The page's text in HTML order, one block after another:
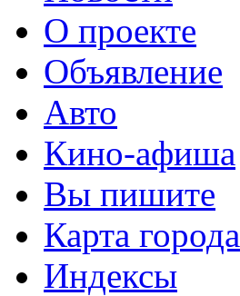
О проекте
Объявление
Авто
Кино-афиша
Вы пишите
Карта города
Индексы